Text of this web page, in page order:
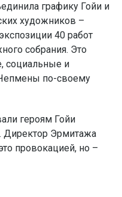
графику Гойи и
художников –
40 работ
собрания. Это
социальные и
по-своему
героям Гойи
Директор Эрмитажа
провокацией, но –